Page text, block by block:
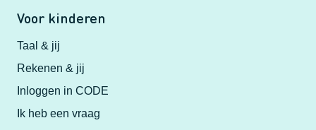
Voor kinderen
Taal & jij
Rekenen & jij
Inloggen in CODE
Ik heb een vraag